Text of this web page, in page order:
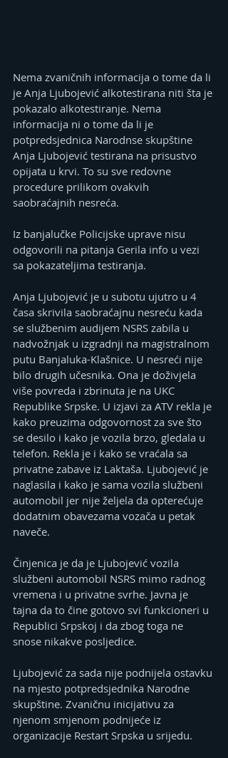
Nema zvaničnih informacija o tome da li
je Anja Ljubojević alkotestirana niti šta je
pokazalo alkotestiranje. Nema
informacija ni o tome da li je
potpredsjednica Narodnse skupštine
Anja Ljubojević testirana na prisustvo
opijata u krvi. To su sve redovne
procedure prilikom ovakvih
saobraćajnih nesreća.
Iz banjalučke Policijske uprave nisu
odgovorili na pitanja Gerila info u vezi
sa pokazateljima testiranja.
Anja Ljubojević je u subotu ujutro u 4
časa skrivila saobraćajnu nesreću kada
se službenim audijem NSRS zabila u
nadvožnjak u izgradnji na magistralnom
putu Banjaluka-Klašnice. U nesreći nije
bilo drugih učesnika. Ona je doživjela
više povreda i zbrinuta je na UKC
Republike Srpske. U izjavi za ATV rekla je
kako preuzima odgovornost za sve što
se desilo i kako je vozila brzo, gledala u
telefon. Rekla je i kako se vraćala sa
privatne zabave iz Laktaša. Ljubojević je
naglasila i kako je sama vozila službeni
automobil jer nije željela da opterećuje
dodatnim obavezama vozača u petak
naveče.
Činjenica je da je Ljubojević vozila
službeni automobil NSRS mimo radnog
vremena i u privatne svrhe. Javna je
tajna da to čine gotovo svi funkcioneri u
Republici Srpskoj i da zbog toga ne
snose nikakve posljedice.
Ljubojević za sada nije podnijela ostavku
na mjesto potpredsjednika Narodne
skupštine. Zvaničnu inicijativu za
njenom smjenom podnijeće iz
organizacije Restart Srpska u srijedu.